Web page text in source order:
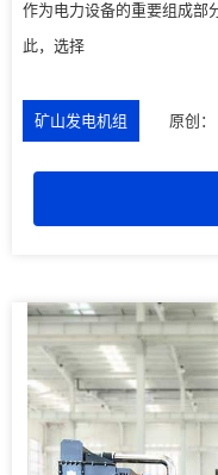
作为电力设备的重要组成部
此，选择
矿山发电机组 原创：